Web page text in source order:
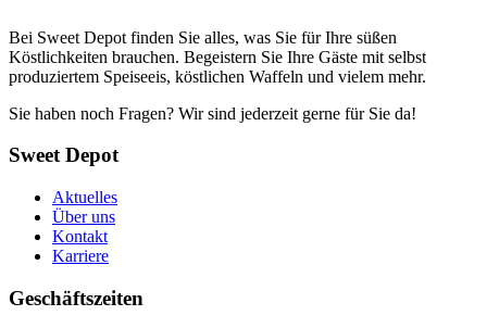
Bei Sweet Depot finden Sie alles, was Sie für Ihre süßen
Köstlichkeiten brauchen. Begeistern Sie Ihre Gäste mit selbst
produziertem Speiseeis, köstlichen Waffeln und vielem mehr.
Sie haben noch Fragen? Wir sind jederzeit gerne für Sie da!
Sweet Depot
Aktuelles
Über uns
Kontakt
Karriere
Geschäftszeiten